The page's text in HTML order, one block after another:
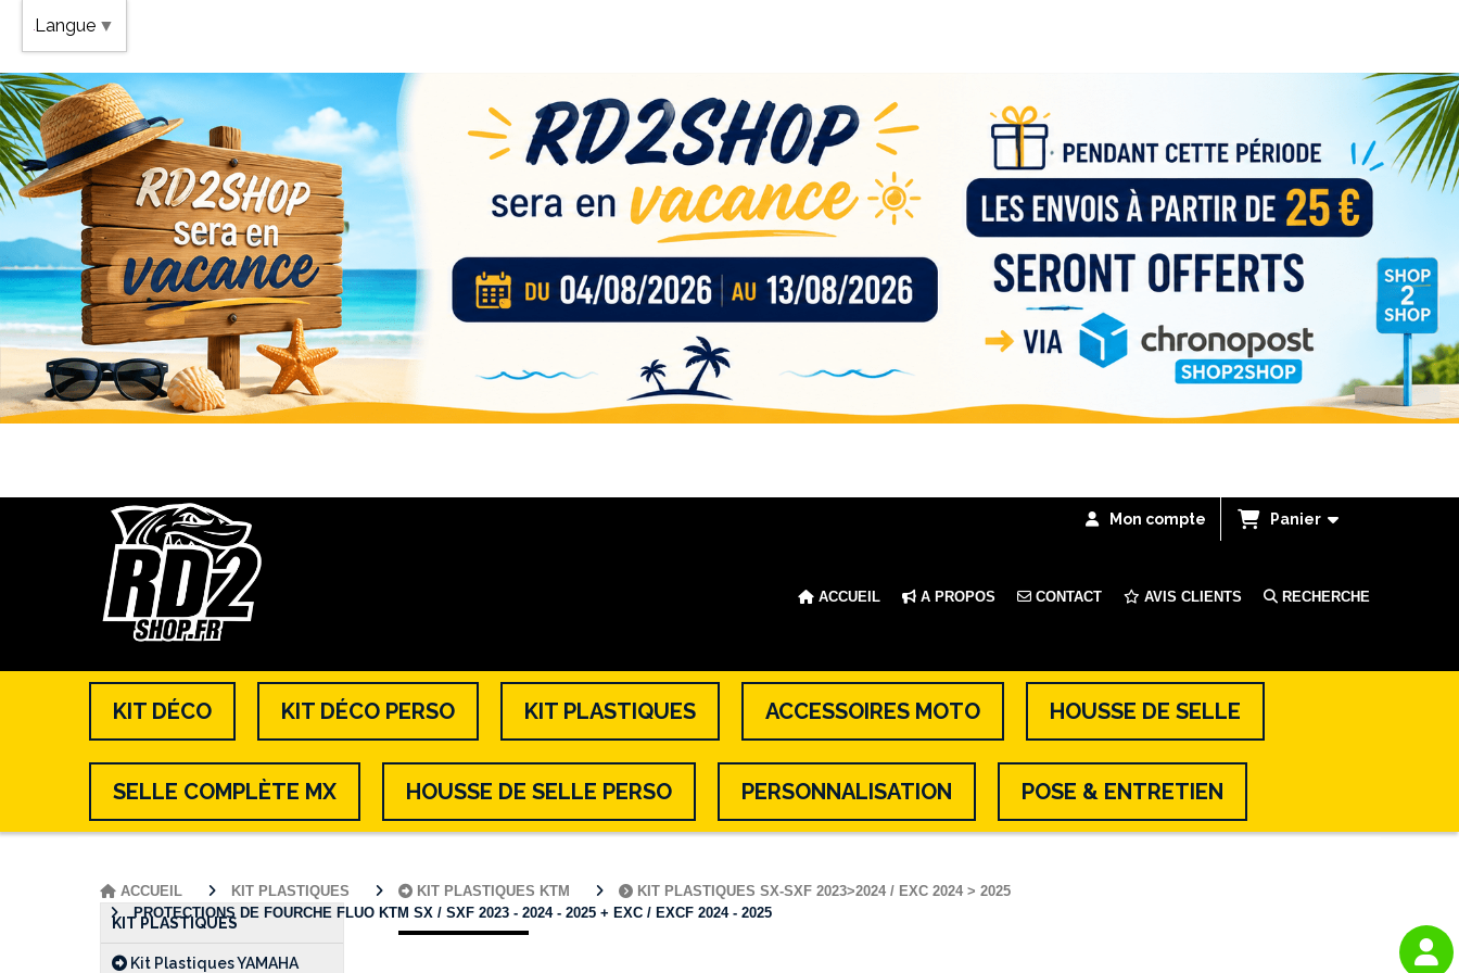
Bandeau
Vacances
Mon compte Panier
ACCUEIL A PROPOS CONTACT AVIS CLIENTS RECHERCHE
KIT DÉCO KIT DÉCO PERSO KIT PLASTIQUES ACCESSOIRES MOTO HOUSSE DE SELLE
SELLE COMPLÈTE MX HOUSSE DE SELLE PERSO PERSONNALISATION POSE & ENTRETIEN
KIT PLASTIQUES
Kit Plastiques YAMAHA
ACCUEIL KIT PLASTIQUES KIT PLASTIQUES KTM
KIT PLASTIQUES SX-SXF 2023>2024 / EXC 2024 > 2025
PROTECTIONS DE FOURCHE FLUO KTM SX / SXF 2023 - 2024 - 2025 + EXC / EXCF 2024 - 2025
Langue ▼